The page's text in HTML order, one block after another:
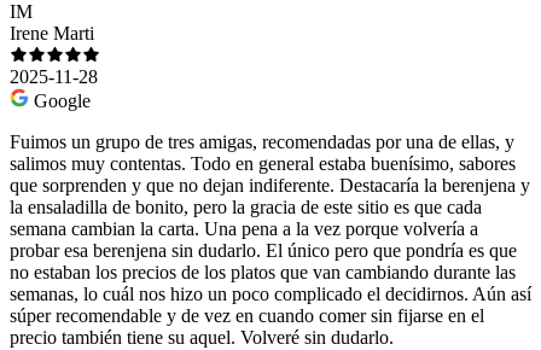
IM
Irene Marti
2025-11-28
Google
Fuimos un grupo de tres amigas, recomendadas por una de ellas, y
salimos muy contentas. Todo en general estaba buenísimo, sabores
que sorprenden y que no dejan indiferente. Destacaría la berenjena y
la ensaladilla de bonito, pero la gracia de este sitio es que cada
semana cambian la carta. Una pena a la vez porque volvería a
probar esa berenjena sin dudarlo. El único pero que pondría es que
no estaban los precios de los platos que van cambiando durante las
semanas, lo cuál nos hizo un poco complicado el decidirnos. Aún así
súper recomendable y de vez en cuando comer sin fijarse en el
precio también tiene su aquel. Volveré sin dudarlo.